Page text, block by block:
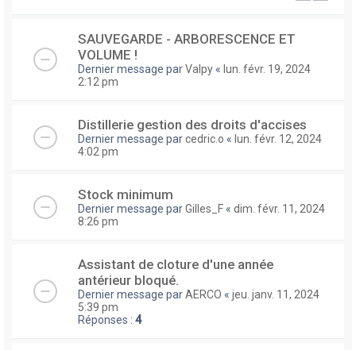
SAUVEGARDE - ARBORESCENCE ET
VOLUME !
Dernier message parValpy « lun. févr. 19, 2024
2:12 pm
Distillerie gestion des droits d'accises
Dernier message parcedric.o « lun. févr. 12, 2024
4:02 pm
Stock minimum
Dernier message parGilles_F « dim. févr. 11, 2024
8:26 pm
Assistant de cloture d'une année
antérieur bloqué.
Dernier message parAERCO « jeu. janv. 11, 2024
5:39 pm
Réponses : 4